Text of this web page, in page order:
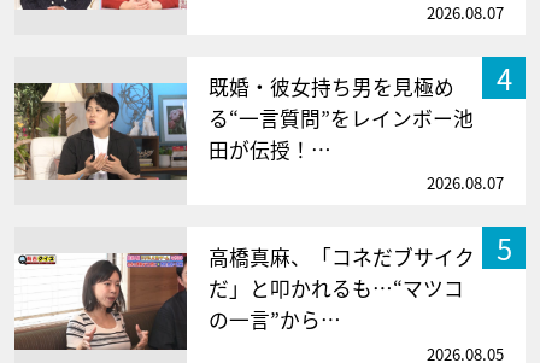
2026.08.07
4
既婚・彼女持ち男を見極め
る“一言質問”をレインボー池
田が伝授！…
2026.08.07
5
高橋真麻、「コネだブサイク
だ」と叩かれるも…“マツコ
の一言”から…
2026.08.05